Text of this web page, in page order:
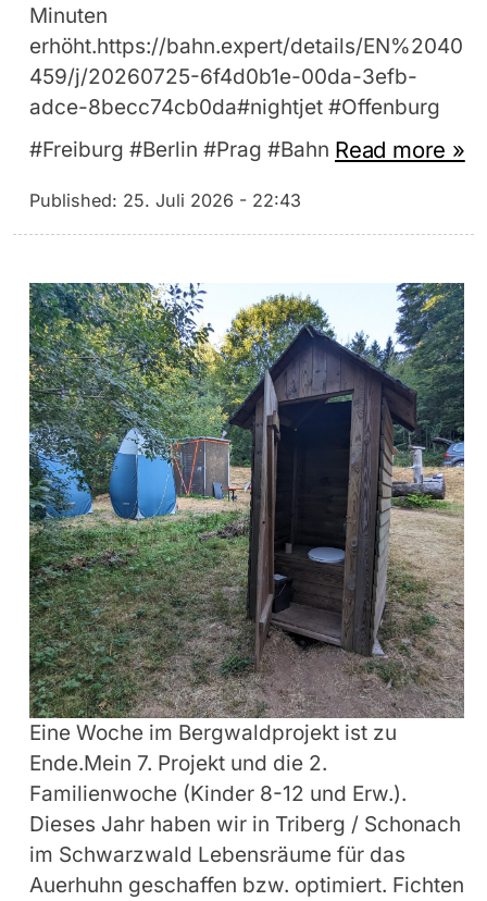
Minuten
erhöht.https://bahn.expert/details/EN%2040
459/j/20260725-6f4d0b1e-00da-3efb-
adce-8becc74cb0da#nightjet #Offenburg
#Freiburg #Berlin #Prag #Bahn Read more »
Published: 25. Juli 2026 - 22:43
Eine Woche im Bergwaldprojekt ist zu
Ende.Mein 7. Projekt und die 2.
Familienwoche (Kinder 8-12 und Erw.).
Dieses Jahr haben wir in Triberg / Schonach
im Schwarzwald Lebensräume für das
Auerhuhn geschaffen bzw. optimiert. Fichten